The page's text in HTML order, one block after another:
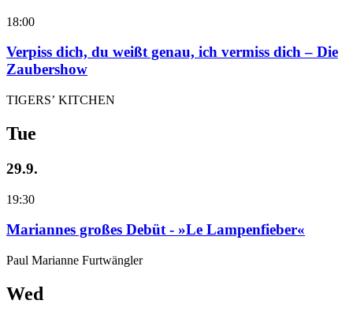
18:00
Verpiss dich, du weißt genau, ich vermiss dich – Die
Zaubershow
TIGERS’ KITCHEN
Tue
29.9.
19:30
Mariannes großes Debüt - »Le Lampenfieber«
Paul Marianne Furtwängler
Wed